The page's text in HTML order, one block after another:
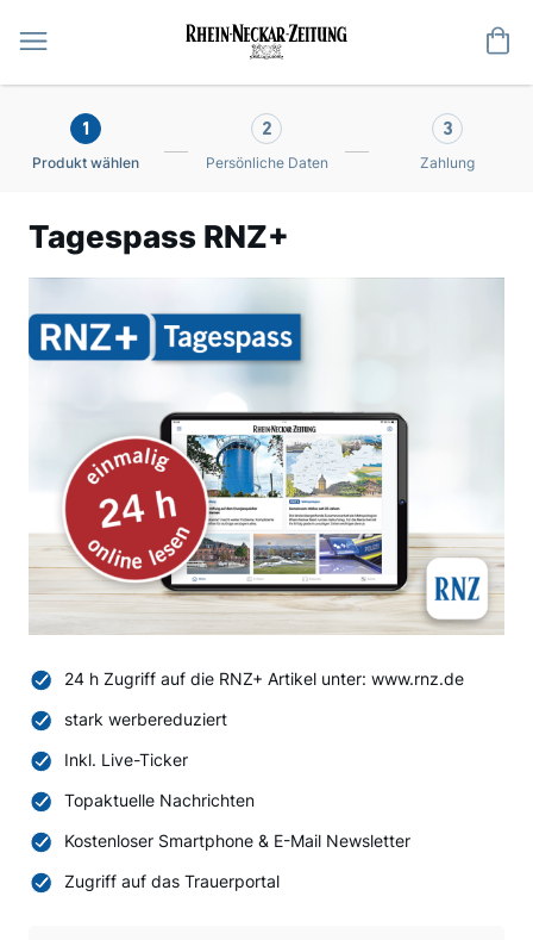
1
Produkt wählen
2
Persönliche Daten
3
Zahlung
Tagespass RNZ+
24 h Zugriff auf die RNZ+ Artikel unter: www.rnz.de
stark werbereduziert
Inkl. Live-Ticker
Topaktuelle Nachrichten
Kostenloser Smartphone & E-Mail Newsletter
Zugriff auf das Trauerportal